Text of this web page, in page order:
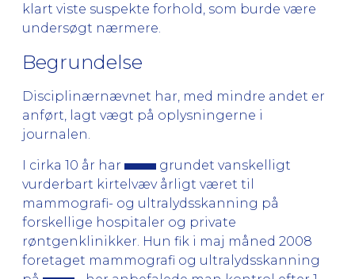
klart viste suspekte forhold, som burde være
undersøgt nærmere.
Begrundelse
Disciplinærnævnet har, med mindre andet er
anført, lagt vægt på oplysningerne i
journalen.
I cirka 10 år har
grundet vanskelligt
vurderbart kirtelvæv årligt været til
mammografi- og ultralydsskanning på
forskellige hospitaler og private
røntgenklinikker. Hun fik i maj måned 2008
foretaget mammografi og ultralydsskanning